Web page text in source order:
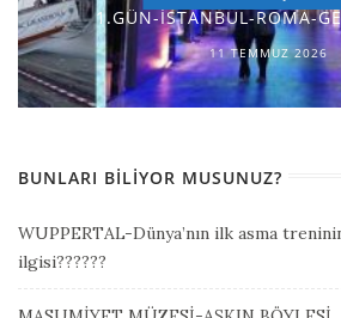
1.GÜN-İSTANBUL-ROMA-
11 TEMMUZ 2026
BUNLARI BILIYOR MUSUNUZ?
WUPPERTAL-Dünya’nın ilk asma
ilgisi??????